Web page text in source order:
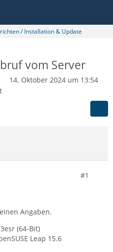
/ Installation & Update
vom Server
14. Oktober 2024 um 13:54
#1
Angaben.
(64-Bit)
Leap 15.6